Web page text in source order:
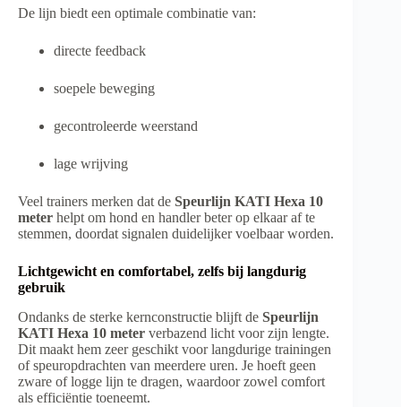
De lijn biedt een optimale combinatie van:
directe feedback
soepele beweging
gecontroleerde weerstand
lage wrijving
Veel trainers merken dat de Speurlijn KATI Hexa 10
meter helpt om hond en handler beter op elkaar af te
stemmen, doordat signalen duidelijker voelbaar worden.
Lichtgewicht en comfortabel, zelfs bij langdurig
gebruik
Ondanks de sterke kernconstructie blijft de Speurlijn
KATI Hexa 10 meter verbazend licht voor zijn lengte.
Dit maakt hem zeer geschikt voor langdurige trainingen
of speuropdrachten van meerdere uren. Je hoeft geen
zware of logge lijn te dragen, waardoor zowel comfort
als efficiëntie toeneemt.